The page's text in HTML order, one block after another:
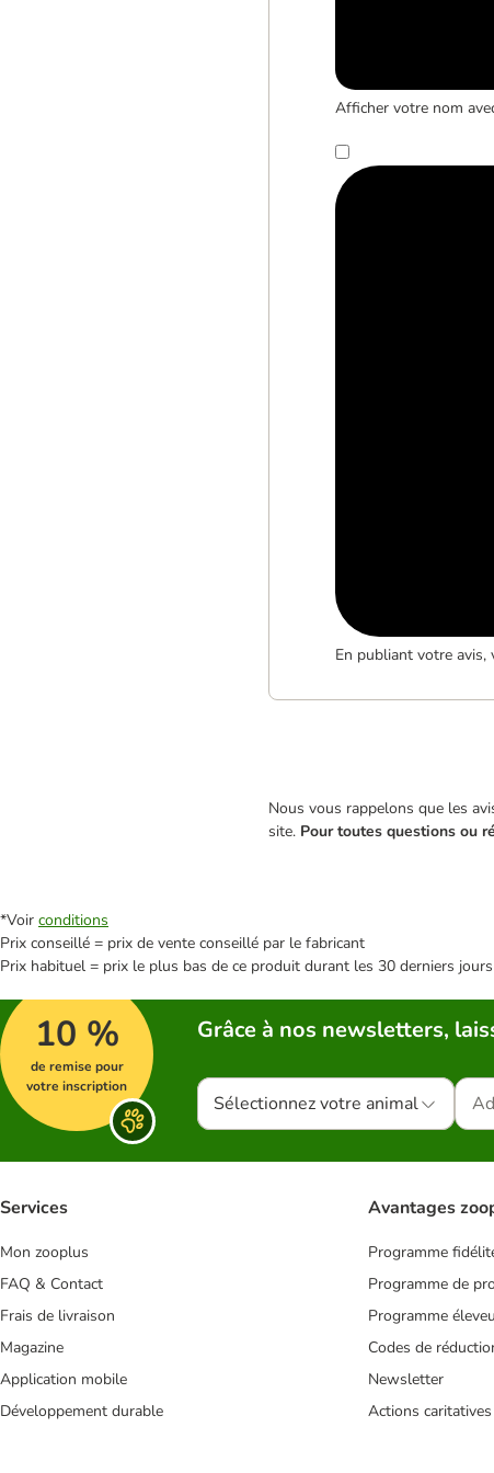
Afficher votre nom
En publiant votre avis,
Nous vous rappelons que les
site. Pour toutes questions ou
*Voir conditions
Prix conseillé = prix de vente conseillé par le fabricant
Prix habituel = prix le plus bas de ce produit durant les 30 derniers jours
10 %
de remise pour
votre inscription
Grâce à nos newsletters,
Sélectionnez votre animal
Services
Mon zooplus
FAQ & Contact
Frais de livraison
Magazine
Application mobile
Développement durable
Avantages
Programme
Programme de
Programme
Codes de
Newsletter
Actions caritatives